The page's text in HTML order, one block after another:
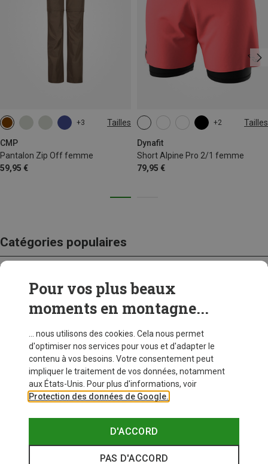
+3 Tailles
CMP
Pantalon Zip Off femme
59,95 €
L XXL
+2 Tailles
Dynafit
Short Alpine Pro 2/1 femme
79,95 €
XS M
Catégories populaires
CRAMPONS
Pour vos plus beaux
moments en montagne...
... nous utilisons des cookies. Cela nous permet
d'optimiser nos services pour vous et d'adapter le
contenu à vos besoins. Votre consentement peut
impliquer le traitement de vos données, notamment
aux États-Unis. Pour plus d'informations, voir
Protection des données de Google.
D'ACCORD
PAS D'ACCORD